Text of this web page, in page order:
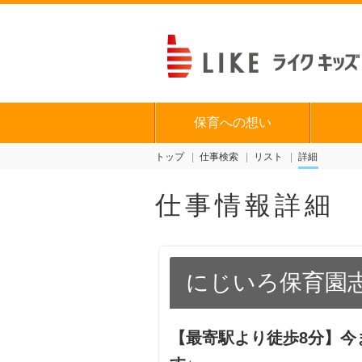
保育への想い
トップ 仕事検索 リスト 詳細
仕事情報詳細
にじいろ保育園
【最寄駅より徒歩8分】